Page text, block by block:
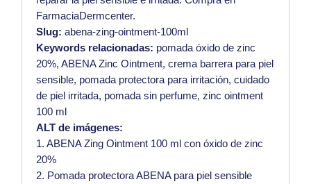
FarmaciaDermcenter.
Slug: abena-zing-ointment-100ml
Keywords relacionadas: pomada óxido de zinc
20%, ABENA Zinc Ointment, crema barrera para piel
sensible, pomada protectora para irritación, cuidado
de piel irritada, pomada sin perfume, zinc ointment
100 ml
ALT de imágenes:
1. ABENA Zing Ointment 100 ml con óxido de zinc
20%
2. Pomada protectora ABENA para piel sensible